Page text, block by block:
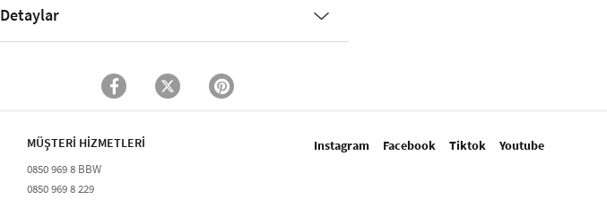
Detaylar
Instagram Facebook Tiktok Youtube
MÜŞTERİ HİZMETLERİ​
0850 969 8 BBW​
0850 969 8 229​​